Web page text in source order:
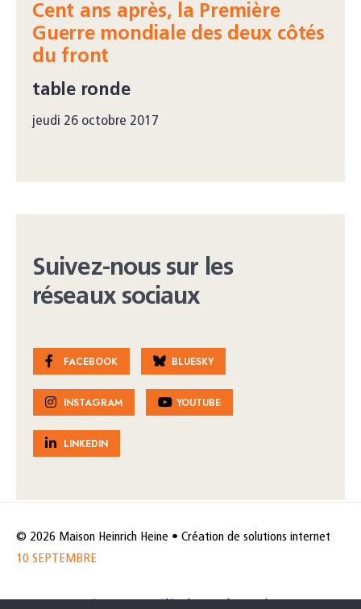
Cent ans après, la Première
Guerre mondiale des deux côtés
du front
table ronde
jeudi 26 octobre 2017
Suivez-nous sur les
réseaux sociaux
FACEBOOK BLUESKY
INSTAGRAM YOUTUBE
LINKEDIN
© 2026 Maison Heinrich Heine • Création de solutions internet
10 SEPTEMBRE